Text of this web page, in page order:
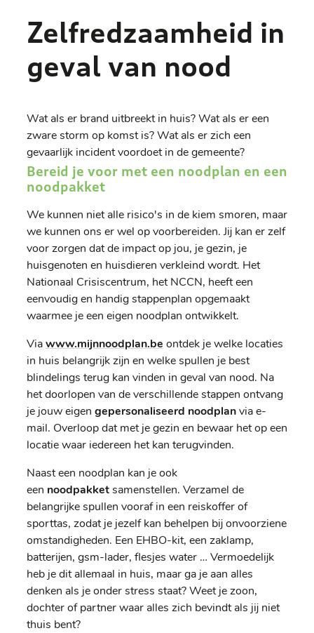
Zelfredzaamheid in
geval van nood
Wat als er brand uitbreekt in huis? Wat als er een
zware storm op komst is? Wat als er zich een
gevaarlijk incident voordoet in de gemeente?
Bereid je voor met een noodplan en een
noodpakket
We kunnen niet alle risico's in de kiem smoren, maar
we kunnen ons er wel op voorbereiden. Jij kan er zelf
voor zorgen dat de impact op jou, je gezin, je
huisgenoten en huisdieren verkleind wordt. Het
Nationaal Crisiscentrum, het NCCN, heeft een
eenvoudig en handig stappenplan opgemaakt
waarmee je een eigen noodplan ontwikkelt.
Viawww.mijnnoodplan.be ontdek je welke locaties
in huis belangrijk zijn en welke spullen je best
blindelings terug kan vinden in geval van nood. Na
het doorlopen van de verschillende stappen ontvang
je jouw eigen gepersonaliseerd noodplanvia e-
mail. Overloop dat met je gezin en bewaar het op een
locatie waar iedereen het kan terugvinden.
Naast een noodplan kan je ook
een noodpakketsamenstellen. Verzamel de
belangrijke spullen vooraf in een reiskoffer of
sporttas, zodat je jezelf kan behelpen bij onvoorziene
omstandigheden. Een EHBO-kit, een zaklamp,
batterijen, gsm-lader, flesjes water … Vermoedelijk
heb je dit allemaal in huis, maar ga je aan alles
denken als je onder stress staat? Weet je zoon,
dochter of partner waar alles zich bevindt als jij niet
thuis bent?